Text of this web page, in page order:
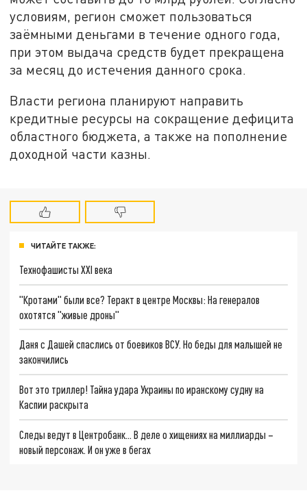
условиям, регион сможет пользоваться
заёмными деньгами в течение одного года,
при этом выдача средств будет прекращена
за месяц до истечения данного срока.
Власти региона планируют направить
кредитные ресурсы на сокращение дефицита
областного бюджета, а также на пополнение
доходной части казны.
ЧИТАЙТЕ ТАКЖЕ:
Технофашисты XXI века
"Кротами" были все? Теракт в центре Москвы: На генералов
охотятся "живые дроны"
Даня с Дашей спаслись от боевиков ВСУ. Но беды для малышей не
закончились
Вот это триллер! Тайна удара Украины по иранскому судну на
Каспии раскрыта
Следы ведут в Центробанк… В деле о хищениях на миллиарды –
новый персонаж. И он уже в бегах